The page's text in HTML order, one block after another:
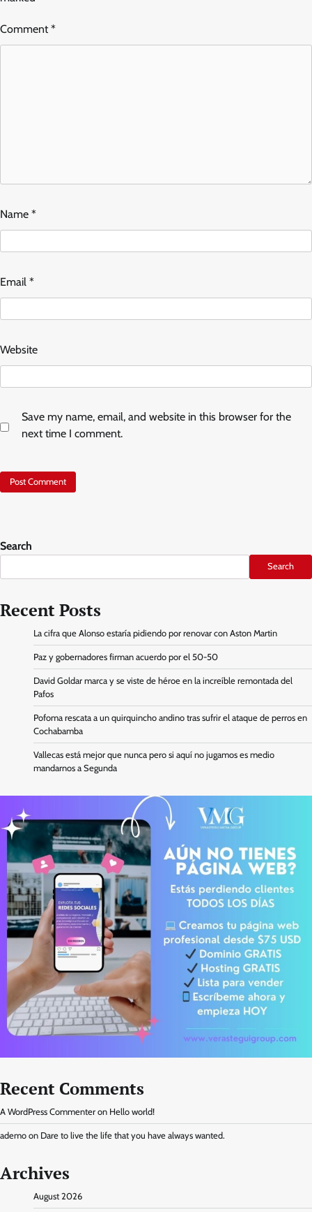
Comment*
Name *
Email *
Website
Save my name, email, and website in this browser for the
next time I comment.
Search
Search
Recent Posts
La cifra que Alonso estaría pidiendo por renovar con Aston Martin
Paz y gobernadores firman acuerdo por el 50-50
David Goldar marca y se viste de héroe en la increíble remontada del
Pafos
Pofoma rescata a un quirquincho andino tras sufrir el ataque de perros en
Cochabamba
Vallecas está mejor que nunca pero si aquí no jugamos es medio
mandarnos a Segunda
Recent Comments
A WordPress Commenter on Hello world!
ademo on Dare to live the life that you have always wanted.
Archives
August 2026